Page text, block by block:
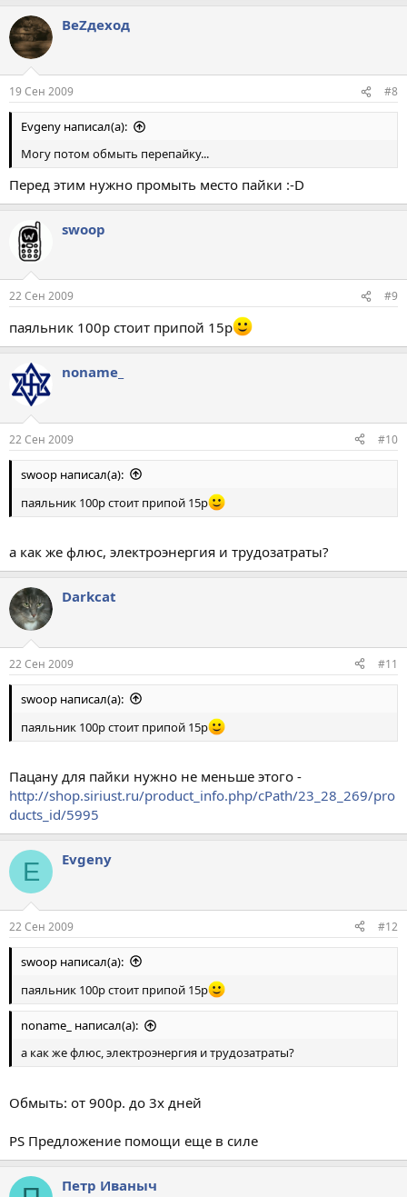
ВеZдеход
19 Сен 2009 #8
Evgeny написал(а):
Могу потом обмыть перепайку...
Перед этим нужно промыть место пайки :-D
swoop
22 Сен 2009 #9
паяльник 100р стоит припой 15р
noname_
22 Сен 2009 #10
swoop написал(а):
паяльник 100р стоит припой 15р
а как же флюс, электроэнергия и трудозатраты?
Darkcat
22 Сен 2009 #11
swoop написал(а):
паяльник 100р стоит припой 15р
Пацану для пайки нужно не меньше этого -
http://shop.siriust.ru/product_info.php/cPath/23_28_269/pro
ducts_id/5995
E Evgeny
22 Сен 2009 #12
swoop написал(а):
паяльник 100р стоит припой 15р
noname_ написал(а):
а как же флюс, электроэнергия и трудозатраты?
Обмыть: от 900р. до 3х дней
PS Предложение помощи еще в силе
Петр Иваныч